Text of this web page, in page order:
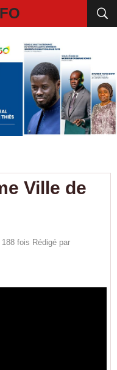
Ville de
fois Rédigé par